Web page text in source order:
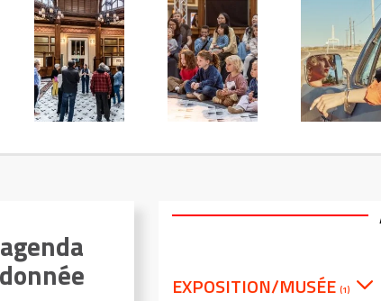
plein Paris
magique
EXPOSITION/MUSÉE(1)